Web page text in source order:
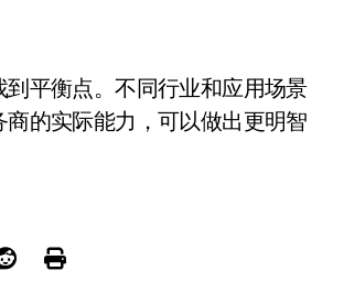
平衡点。不同行业和应用场景
的实际能力，可以做出更明智